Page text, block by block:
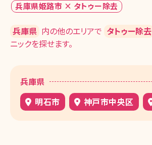
兵庫県姫路市 × タトゥー除去
兵庫県 内の他のエリアで タトゥー除去
ニックを探せます。
兵庫県
明石市
神戸市中央区